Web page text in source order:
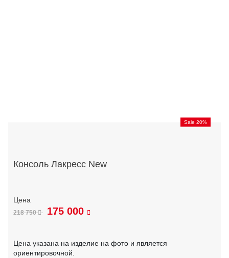
Sale 20%
Консоль Лакресс New
218 750 175 000
Цена указана на изделие на фото и является
ориентировочной.